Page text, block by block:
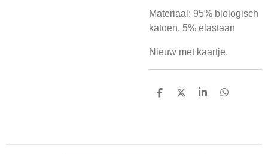
Materiaal: 95% biologisch
katoen, 5% elastaan
Nieuw met kaartje.
D
D
S
D